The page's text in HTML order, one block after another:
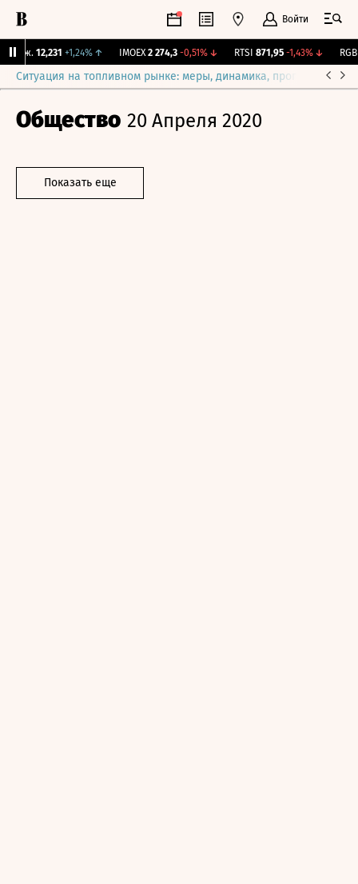
Войти
12,231 +1,24%↑ IMOEX 2 274,3 -0,51% ↓ RTSI 871,95 -1,43%↓ RGBI
Ситуация на топливном рынке: меры, динамика, прогнозы
Общество 20 Апреля 2020
Показать еще